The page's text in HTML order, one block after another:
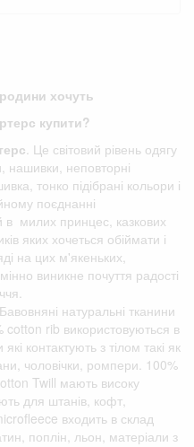
хочуть
купити?
. Це світовий рівень одягу
нашивки, неповторні
тонко підібрані кольори і
поєднанні
милих принцес, казкових
яких хочеться обіймати і
на цих м'якеньких,
виникне почуття радості
Бавовняні натуральні тканини
rib використовуються в
контактують з тілом такі як
чоловічки, ромпери. 100%
Twill мають високу
для штанів, кофт,
входить в склад
поплін, льон, матеріали з